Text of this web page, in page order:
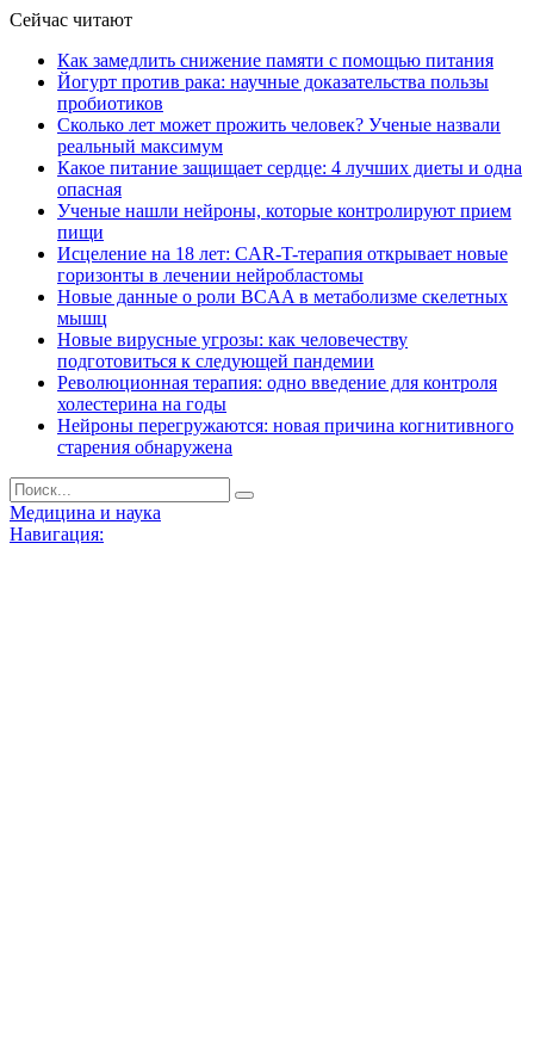
Сейчас читают
Как замедлить снижение памяти с помощью питания
Йогурт против рака: научные доказательства пользы
пробиотиков
Сколько лет может прожить человек? Ученые назвали
реальный максимум
Какое питание защищает сердце: 4 лучших диеты и одна
опасная
Ученые нашли нейроны, которые контролируют прием
пищи
Исцеление на 18 лет: CAR-T-терапия открывает новые
горизонты в лечении нейробластомы
Новые данные о роли BCAA в метаболизме скелетных
мышц
Новые вирусные угрозы: как человечеству
подготовиться к следующей пандемии
Революционная терапия: одно введение для контроля
холестерина на годы
Нейроны перегружаются: новая причина когнитивного
старения обнаружена
Медицина и наука
Навигация: